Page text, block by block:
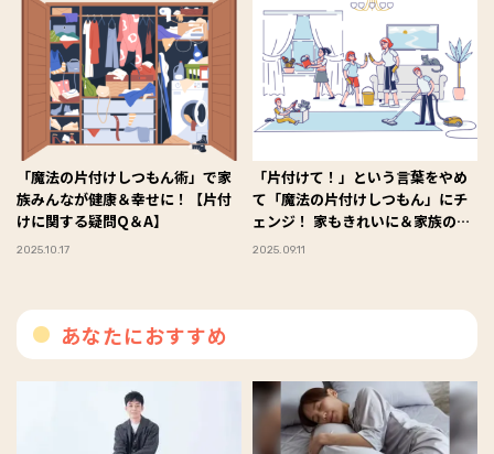
「魔法の片付けしつもん術」で家
族みんなが健康＆幸せに！【片付
けに関する疑問Q＆A】
2025.10.17
「片付けて！」という言葉をやめ
て「魔法の片付けしつもん」にチ
ェンジ！ 家もきれいに＆家族の健
康にもつながる【基本のしつも
2025.09.11
あなたにおすすめ